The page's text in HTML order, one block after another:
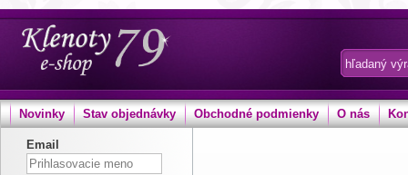
Novinky Stav objednávky Obchodné podmienky O nás
Email